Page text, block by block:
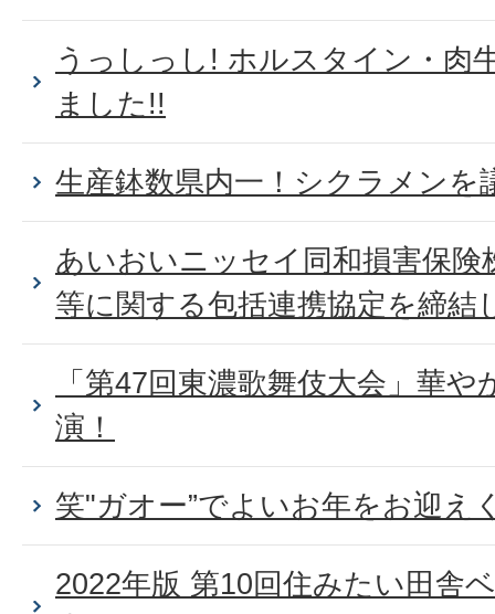
うっしっし! ホルスタイン・肉
ました!!
生産鉢数県内一！シクラメンを
あいおいニッセイ同和損害保険
等に関する包括連携協定を締結
「第47回東濃歌舞伎大会」華
演！
笑"ガオー”でよいお年をお迎え
2022年版 第10回住みたい田舎